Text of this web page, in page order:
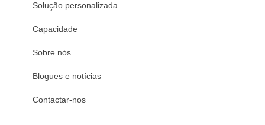
Solução personalizada
Capacidade
Sobre nós
Blogues e notícias
Contactar-nos